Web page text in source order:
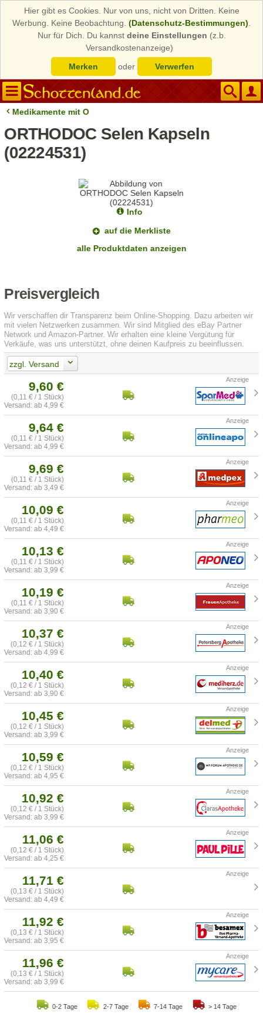
Hier gibt es Cookies. Nur von uns, nicht von Dritten. Keine
Werbung. Keine Beobachtung. (Datenschutz-Bestimmungen)
Nur für Dich. Du kannst deine Einstellungen (z.b.
Versandkostenanzeige)
Merken
oder Verwerfen
Medikamente mit O
ORTHODOC Selen Kapseln
(02224531)
Info
auf die Merkliste
alle Produktdaten anzeigen
Preisvergleich
Wir verschaffen dir Transparenz beim Online-Shopping. Dazu arbeiten wir
mit vielen Netzwerken zusammen. Wir sind Mitglied des eBay Partner
Network und Amazon-Partner. Wir erhalten eine kleine Vergütung für
Verkäufe, was uns unterstützt, ohne deinen Kaufpreis zu beeinflussen.
zzgl. Versand
9,60 €
(0,11 € / 1 Stück)
Versand: ab 4,99 €
9,64 €
(0,11 € / 1 Stück)
Versand: ab 4,99 €
9,69 €
(0,11 € / 1 Stück)
Versand: ab 3,49 €
10,09 €
(0,11 € / 1 Stück)
Versand: ab 4,49 €
10,13 €
(0,11 € / 1 Stück)
Versand: ab 3,99 €
10,19 €
(0,11 € / 1 Stück)
Versand: ab 3,90 €
10,37 €
(0,12 € / 1 Stück)
Versand: ab 4,99 €
10,40 €
(0,12 € / 1 Stück)
Versand: ab 3,90 €
10,45 €
(0,12 € / 1 Stück)
Versand: ab 3,99 €
10,59 €
(0,12 € / 1 Stück)
Versand: ab 4,95 €
10,92 €
(0,12 € / 1 Stück)
Versand: ab 3,99 €
11,06 €
(0,12 € / 1 Stück)
Versand: ab 4,25 €
11,71 €
(0,13 € / 1 Stück)
Versand: ab 4,49 €
11,92 €
(0,13 € / 1 Stück)
Versand: ab 3,95 €
11,96 €
(0,13 € / 1 Stück)
Versand: ab 3,99 €
0-2 Tage 2-7 Tage 7-14 Tage > 14 Tage